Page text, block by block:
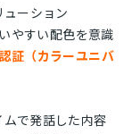
ーション
やすい配色を意識
証（カラーユニバ
で発話した内容